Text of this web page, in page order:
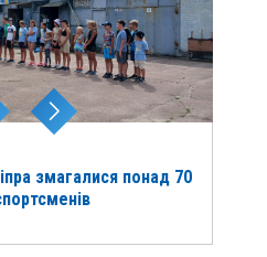
змагалися понад 70